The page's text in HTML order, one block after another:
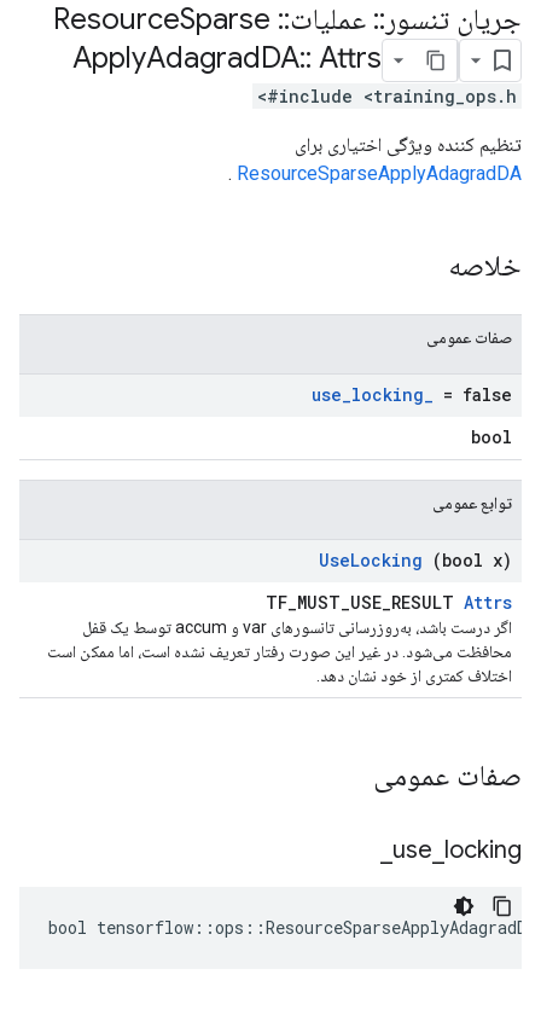
جریان تنسور :: عملیات::
Sparse
ApplyAdagradDA:: Attrs
#include <training_ops.h>
تنظیم کننده ویژگی اختیاری برای
ResourceSparseApplyAdagradDA
.
خلاصه
صفات عمومی
use_locking_ = false
bool
توابع عمومی
UseLocking (bool x)
TF_MUST_USE_RESULT Attrs
اگر درست باشد، به‌روزرسانی تانسورهای var و accum توسط یک قفل
محافظت می‌شود. در غیر این صورت رفتار تعریف نشده است، اما ممکن است
اختلاف کمتری از خود نشان دهد.
صفات عمومی
use locking
bool